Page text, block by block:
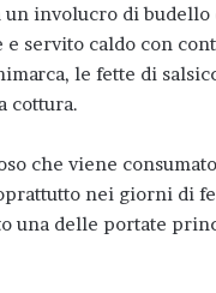
involucro di budello
servito caldo con
le fette di
cottura.
che viene
nei giorni di
una delle portate